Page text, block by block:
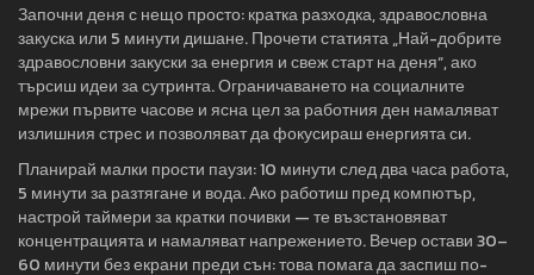
Започни деня с нещо просто: кратка разходка, здравословна
закуска или 5 минути дишане. Прочети статията „Най-добрите
здравословни закуски за енергия и свеж старт на деня“, ако
търсиш идеи за сутринта. Ограничаването на социалните
мрежи първите часове и ясна цел за работния ден намаляват
излишния стрес и позволяват да фокусираш енергията си.
Планирай малки прости паузи: 10 минути след два часа работа,
5 минути за разтягане и вода. Ако работиш пред компютър,
настрой таймери за кратки почивки — те възстановяват
концентрацията и намаляват напрежението. Вечер остави 30–
60 минути без екрани преди сън: това помага да заспиш по-